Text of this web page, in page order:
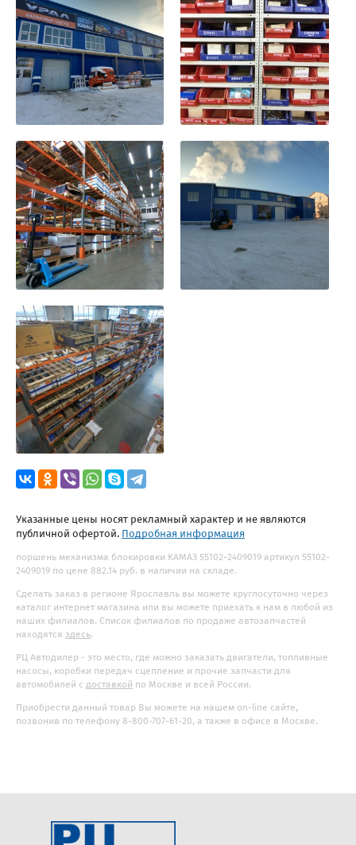
Указанные цены носят рекламный характер и не являются
публичной офертой. Подробная информация
поршень механизма блокировки КАМАЗ 55102-2409019 артикул 55102-
2409019 по цене 882.14 руб. в наличии на складе.
Сделать заказ в регионе Ярославль вы можете круглосуточно через
каталог интернет магазина или вы можете приехать к нам в любой из
наших филиалов. Список филиалов по продаже автозапчастей
находятся здесь.
РЦ Автодилер - это место, где можно заказать двигатели, топливные
насосы, коробки передач сцепление и прочие запчасти для
автомобилей с доставкой по Москве и всей России.
Приобрести данный товар Вы можете на нашем on-line сайте,
позвонив по телефону 8-800-707-61-20, а также в офисе в Москве.